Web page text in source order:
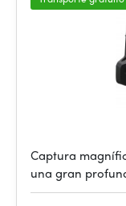
Captura
una gran